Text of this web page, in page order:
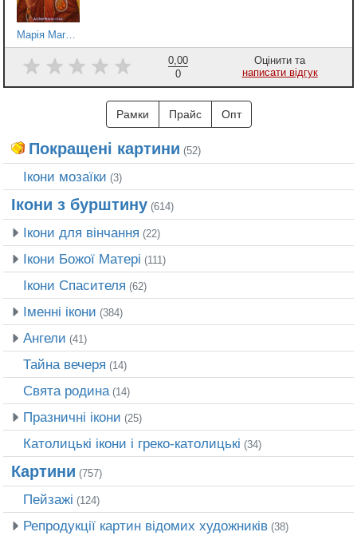
Марія Магдалина
0,00
0
Оцінити та
написати відгук
Рамки Прайс Опт
Покращені картини (52)
Ікони мозаїки (3)
Ікони з бурштину (614)
Ікони для вінчання (22)
Ікони Божої Матері (111)
Ікони Спасителя (62)
Іменні ікони (384)
Ангели (41)
Тайна вечеря (14)
Свята родина(14)
Празничні ікони (25)
Католицькі ікони і греко-католицькі (34)
Картини (757)
Пейзажі (124)
Репродукції картин відомих художників (38)